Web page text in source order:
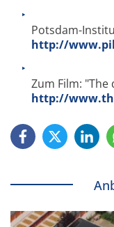
Potsdam-
http://
Zum Film:
http://